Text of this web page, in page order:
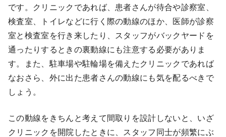
開業スタイル
開業スタイル TOP
医療モール開業
新規開業（戸建て・テナント）
物件検索
コンサルタント
開業支援事例
開業ノウハウ
です。クリニックであれば、患者さんが待合や診察室、
検査室、トイレなどに行く際の動線のほか、医師が診察
室と検査室を行き来したり、スタッフがバックヤードを
通ったりするときの裏動線にも注意する必要がありま
す。また、駐車場や駐輪場を備えたクリニックであれば
なおさら、外に出た患者さんの動線にも気を配るべきで
しょう。
この動線をきちんと考えて間取りを設計しないと、いざ
クリニックを開院したときに、スタッフ同士が頻繁にぶ